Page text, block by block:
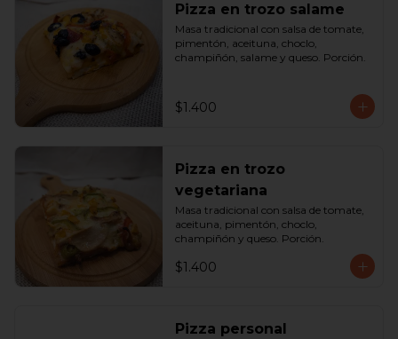
Pizza en trozo salame
Masa tradicional con salsa de tomate,
pimentón, aceituna, choclo,
champiñón, salame y queso. Porción.
$1.400
Pizza en trozo
vegetariana
Masa tradicional con salsa de tomate,
aceituna, pimentón, choclo,
champiñón y queso. Porción.
$1.400
Pizza personal